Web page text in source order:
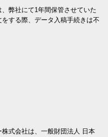
弊社にて1年間保管させていた
する際、データ入稿手続きは不
式会社は、一般財団法人 日本